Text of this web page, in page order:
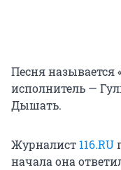
Песня называется
исполнитель —
Дышать.
Журналист 116.RU
начала она